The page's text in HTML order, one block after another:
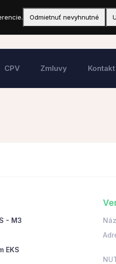
CPV Zmluvy Kontakt
- M3
EKS
Odmietnuť nevyhnutné